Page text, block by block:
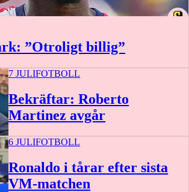
”Otroligt billig”
7 JULIFOTBOLL
Bekräftar: Roberto
Martinez avgår
6 JULIFOTBOLL
Ronaldo i tårar efter sista
VM-matchen